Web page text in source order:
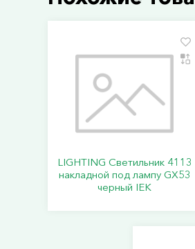
LIGHTING Светильник 4113
накладной под лампу GX53
черный IEK